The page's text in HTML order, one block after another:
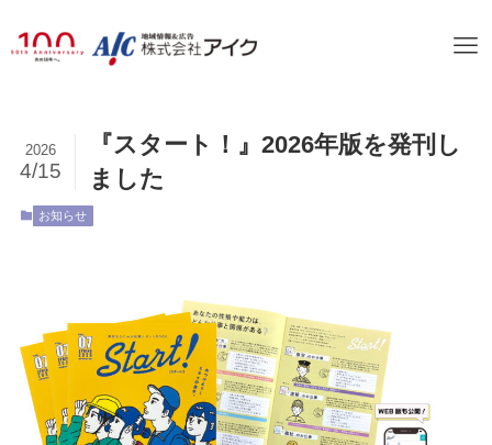
『スタート！』2026年版を発刊し
ました
2026
4/15
お知らせ